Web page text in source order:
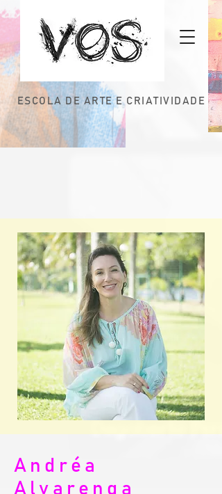
ESCOLA DE ARTE E CRIATIVIDADE
Andréa
Alvarenga